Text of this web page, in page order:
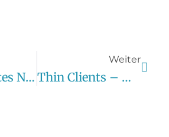
Funkbasiertes Notrufsystem Für Mehr Sicherheit Und Mobilität
Weiter
Thin Clients – Windows RDP Alternative